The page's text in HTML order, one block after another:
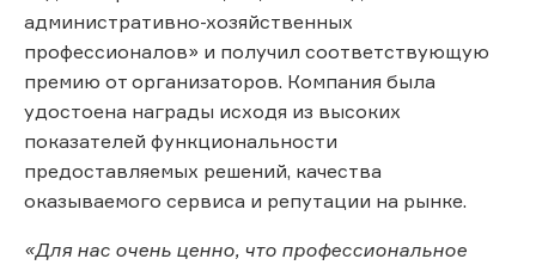
административно-хозяйственных
профессионалов» и получил соответствующую
премию от организаторов. Компания была
удостоена награды исходя из высоких
показателей функциональности
предоставляемых решений, качества
оказываемого сервиса и репутации на рынке.
«Для нас очень ценно, что профессиональное